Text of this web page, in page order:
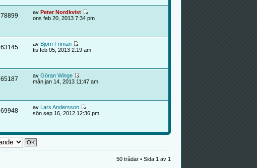
78899 av Peter Nordkvist
ons feb 20, 2013 7:34 pm
63145 av Björn Friman
tis feb 05, 2013 2:19 am
65187 av Göran Winge
mån jan 14, 2013 11:47 am
69948 av Lars Andersson
sön sep 16, 2012 12:36 pm
50 trådar • Sida 1 av 1